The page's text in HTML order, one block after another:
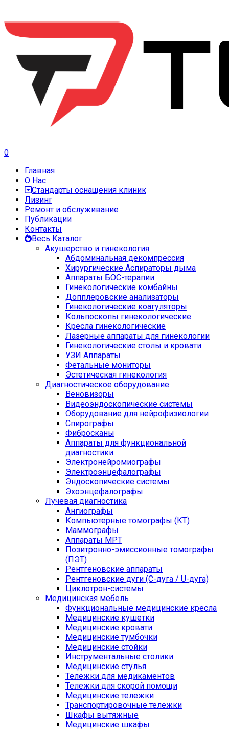
0
Главная
О Нас
Стандарты оснащения клиник
Лизинг
Ремонт и обслуживание
Публикации
Контакты
Весь Каталог
Акушерство и гинекология
Абдоминальная декомпрессия
Хирургические Аспираторы дыма
Аппараты БОС-терапии
Гинекологические комбайны
Допплеровские анализаторы
Гинекологические коагуляторы
Кольпоскопы гинекологические
Кресла гинекологические
Лазерные аппараты для гинекологии
Гинекологические столы и кровати
УЗИ Аппараты
Фетальные мониторы
Эстетическая гинекология
Диагностическое оборудование
Веновизоры
Видеоэндоскопические системы
Оборудование для нейрофизиологии
Спирографы
Фибросканы
Аппараты для функциональной
диагностики
Электронейромиографы
Электроэнцефалографы
Эндоскопические системы
Эхоэнцефалографы
Лучевая диагностика
Ангиографы
Компьютерные томографы (КТ)
Маммографы
Аппараты МРТ
Позитронно-эмиссионные томографы
(ПЭТ)
Рентгеновские аппараты
Рентгеновские дуги (С-дуга / U-дуга)
Циклотрон-системы
Медицинская мебель
Функциональные медицинские кресла
Медицинские кушетки
Медицинские кровати
Медицинские тумбочки
Медицинские стойки
Инструментальные столики
Медицинские стулья
Тележки для медикаментов
Тележки для скорой помощи
Медицинские тележки
Транспортировочные тележки
Шкафы вытяжные
Медицинские шкафы